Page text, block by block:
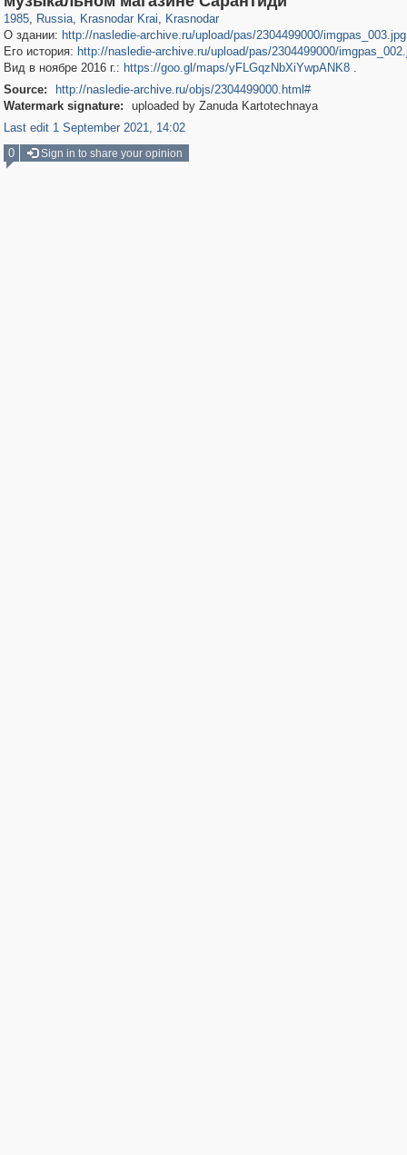
1985, Russia, Krasnodar Krai, Krasnodar
О здании: http://nasledie-archive.ru/upload/pas/2304499000/imgpas_003.jpg
Его история: http://nasledie-archive.ru/upload/pas/2304499000/
Вид в ноябре 2016 г.: https://goo.gl/maps/yFLGqzNbXiYwpANK8.
Source:
http://nasledie-archive.ru/objs/2304499000.html#
Watermark signature:
uploaded by Zanuda Kartotechnaya
Last edit 1 September 2021, 14:02
0
Sign in to share your opinion